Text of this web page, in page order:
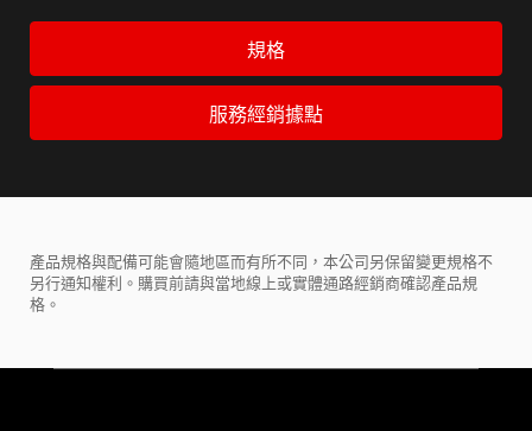
規格
服務經銷據點
產品規格與配備可能會隨地區而有所不同，本公司另保留變更規格不
另行通知權利。購買前請與當地線上或實體通路經銷商確認產品規
格。